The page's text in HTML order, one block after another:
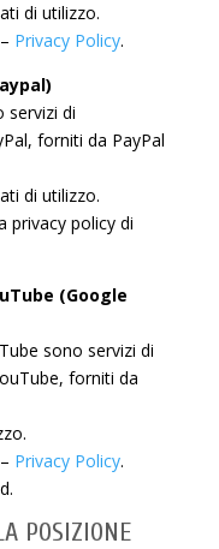
di utilizzo.
Privacy Policy.
servizi di
forniti da PayPal
di utilizzo.
privacy policy di
(Google
sono servizi di
forniti da
Privacy Policy.
POSIZIONE